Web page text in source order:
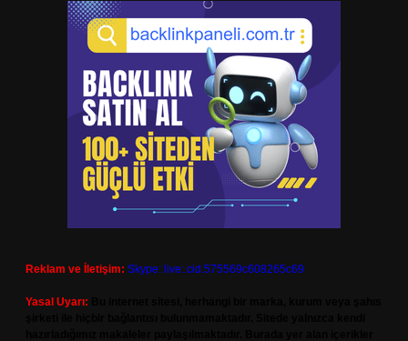
Reklam ve İletişim: Skype: live:.cid.575569c608265c69
Yasal Uyarı: